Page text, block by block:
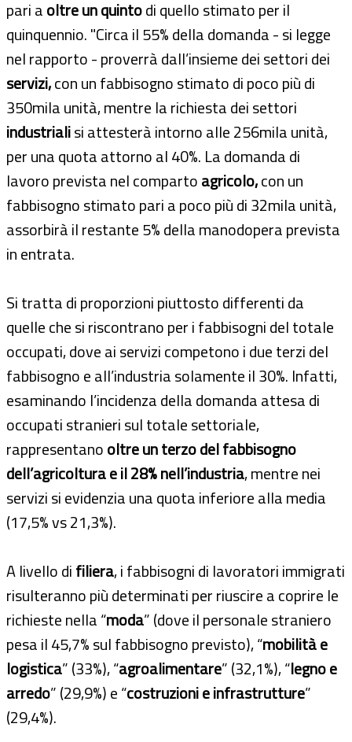
pari aoltre un quintodi quello stimato per il
quinquennio. "Circa il 55% della domanda - si legge
nel rapporto - proverrà dall’insieme dei settori dei
servizi,con un fabbisogno stimato di poco più di
350mila unità, mentre la richiesta dei settori
industrialisi attesterà intorno alle 256mila unità,
per una quota attorno al 40%. La domanda di
lavoro prevista nel compartoagricolo,con un
fabbisogno stimato pari a poco più di 32mila unità,
assorbirà il restante 5% della manodopera prevista
in entrata.
Si tratta di proporzioni piuttosto differenti da
quelle che si riscontrano per i fabbisogni del totale
occupati, dove ai servizi competono i due terzi del
fabbisogno e all’industria solamente il 30%. Infatti,
esaminando l’incidenza della domanda attesa di
occupati stranieri sul totale settoriale,
rappresentanooltre un terzo del fabbisogno
dell’agricoltura e il 28% nell’industria, mentre nei
servizi si evidenzia una quota inferiore alla media
(17,5% vs 21,3%).
A livello difiliera, i fabbisogni di lavoratori immigrati
risulteranno più determinati per riuscire a coprire le
richieste nella “moda” (dove il personale straniero
pesa il 45,7% sul fabbisogno previsto), “mobilità e
logistica” (33%), “agroalimentare” (32,1%), “legno e
arredo” (29,9%) e “costruzioni e infrastrutture”
(29,4%).